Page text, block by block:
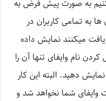
به صورت پیش فرض به
به تمامی کاربران در
میکنند نمایش داده
نام وایفای تنها آن را
دهید. البته این کار
وایفای شما نخواهد شد و